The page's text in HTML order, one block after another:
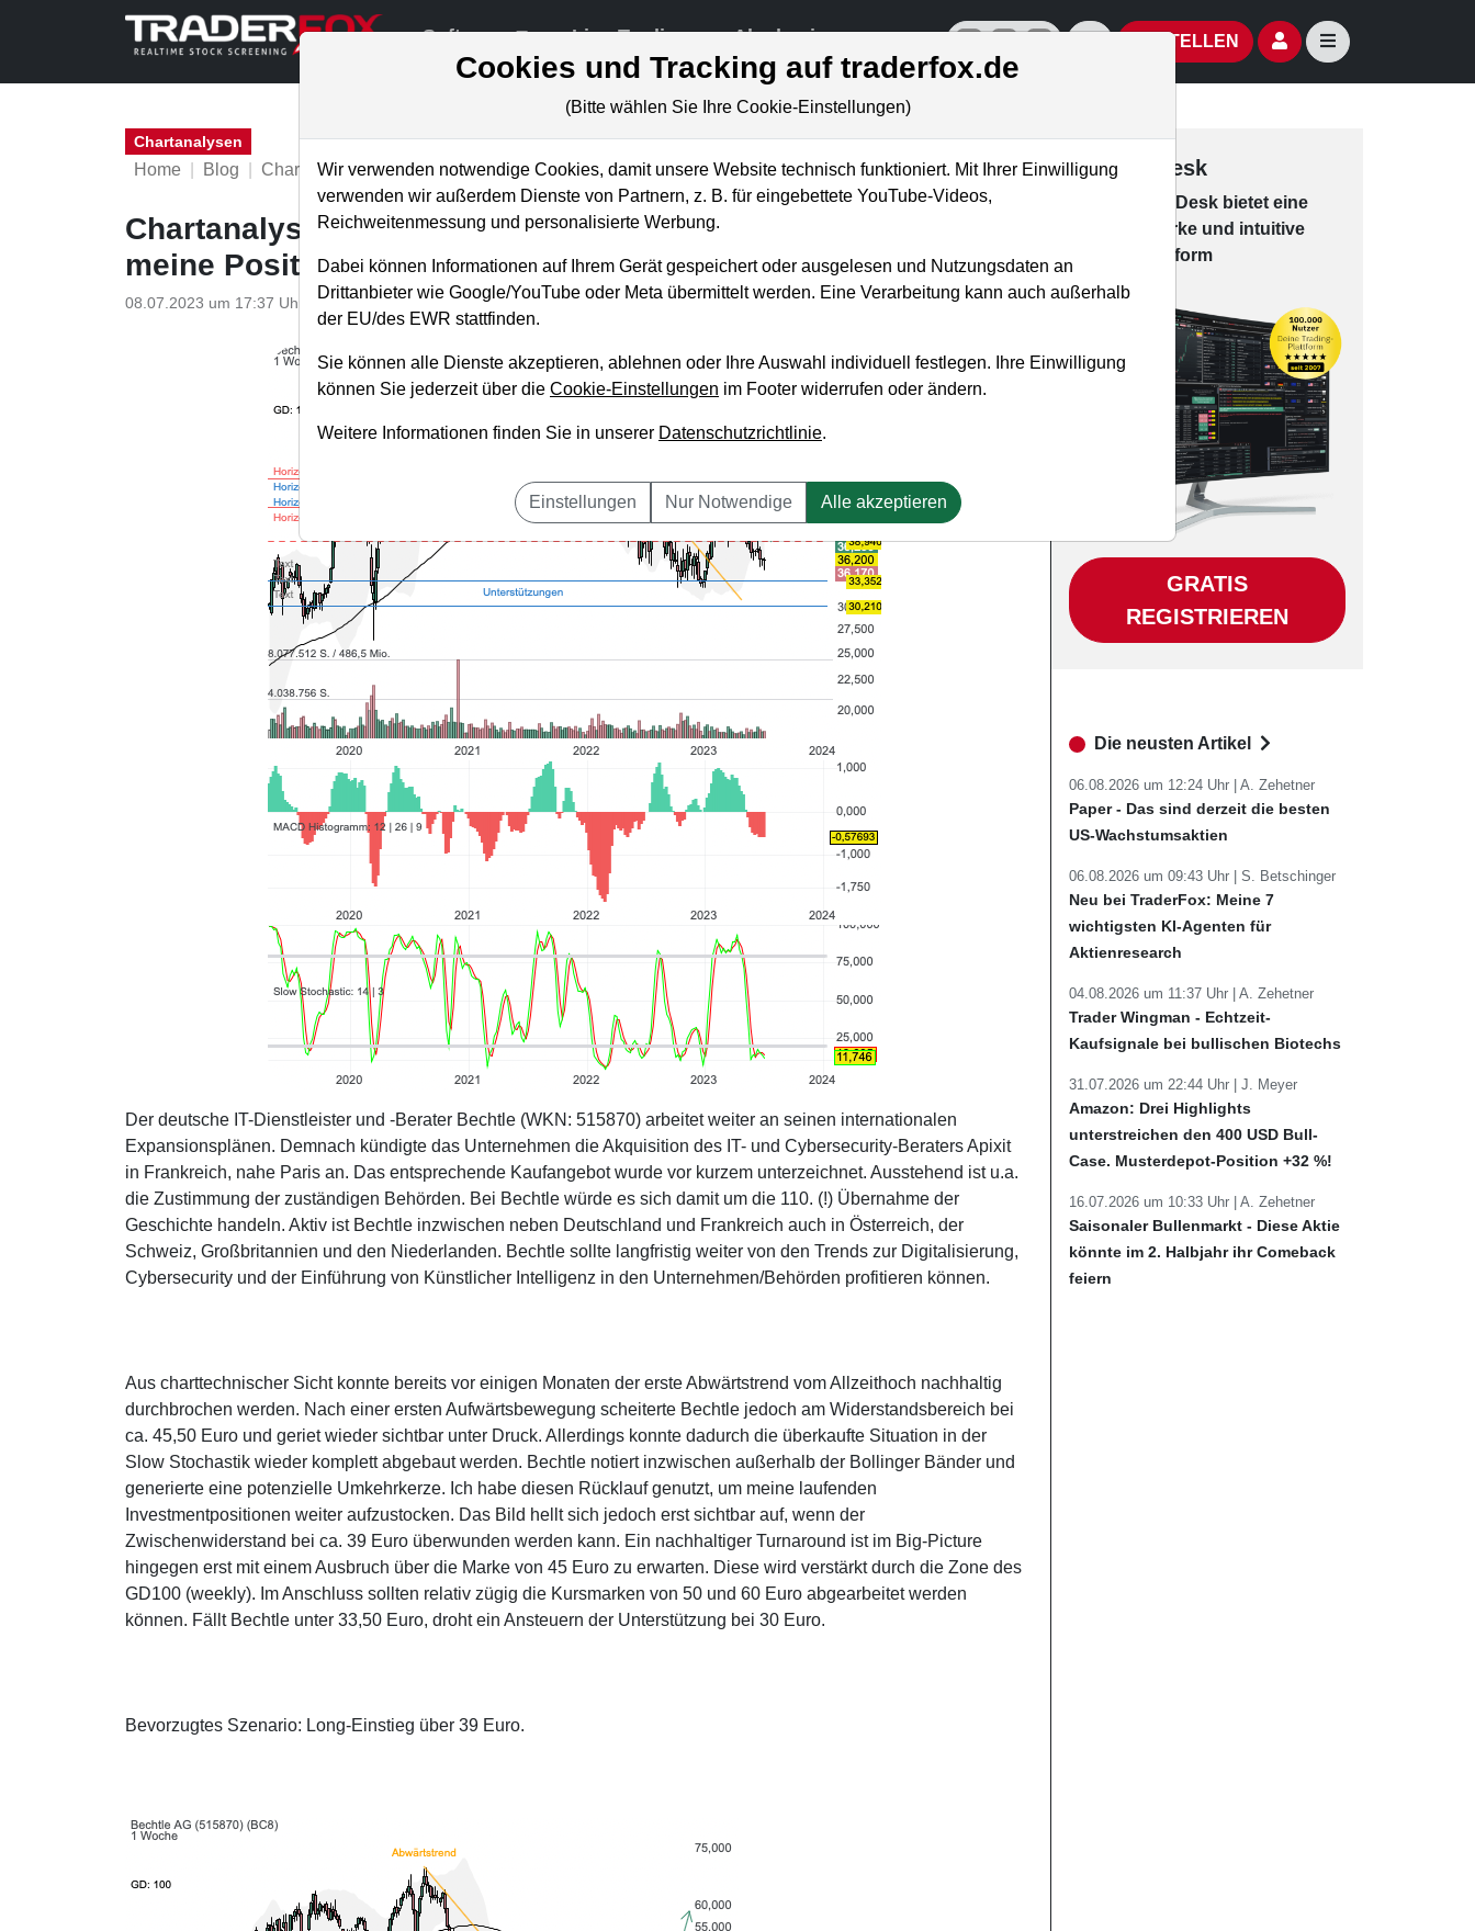
Software Live-Trading Akademie offizielle Social Media-AccountsAktien- und Artikelsuche öffnen
BESTELLEN Seitennavigation
Chartanalysen
Home Blog Chartanalysen
Chartanalyse Bechtle: Ich nutze dieses Niveau und stocke
meine Positionen weiter auf!
08.07.2023 um 17:37 Uhr P. Uhlschmied
Der deutsche IT-Dienstleister und -Berater Bechtle (WKN: 515870) arbeitet weiter an seinen internationalen
Expansionsplänen. Demnach kündigte das Unternehmen die Akquisition des IT- und Cybersecurity-Beraters Apixit
in Frankreich, nahe Paris an. Das entsprechende Kaufangebot wurde vor kurzem unterzeichnet. Ausstehend ist u.a.
die Zustimmung der zuständigen Behörden. Bei Bechtle würde es sich damit um die 110. (!) Übernahme der
Geschichte handeln. Aktiv ist Bechtle inzwischen neben Deutschland und Frankreich auch in Österreich, der
Schweiz, Großbritannien und den Niederlanden. Bechtle sollte langfristig weiter von den Trends zur Digitalisierung,
Cybersecurity und der Einführung von Künstlicher Intelligenz in den Unternehmen/Behörden profitieren können.
Aus charttechnischer Sicht konnte bereits vor einigen Monaten der erste Abwärtstrend vom Allzeithoch nachhaltig
durchbrochen werden. Nach einer ersten Aufwärtsbewegung scheiterte Bechtle jedoch am Widerstandsbereich bei
ca. 45,50 Euro und geriet wieder sichtbar unter Druck. Allerdings konnte dadurch die überkaufte Situation in der
Slow Stochastik wieder komplett abgebaut werden. Bechtle notiert inzwischen außerhalb der Bollinger Bänder und
generierte eine potenzielle Umkehrkerze. Ich habe diesen Rücklauf genutzt, um meine laufenden
Investmentpositionen weiter aufzustocken. Das Bild hellt sich jedoch erst sichtbar auf, wenn der
Zwischenwiderstand bei ca. 39 Euro überwunden werden kann. Ein nachhaltiger Turnaround ist im Big-Picture
hingegen erst mit einem Ausbruch über die Marke von 45 Euro zu erwarten. Diese wird verstärkt durch die Zone des
GD100 (weekly). Im Anschluss sollten relativ zügig die Kursmarken von 50 und 60 Euro abgearbeitet werden
können. Fällt Bechtle unter 33,50 Euro, droht ein Ansteuern der Unterstützung bei 30 Euro.
Bevorzugtes Szenario: Long-Einstieg über 39 Euro.
Trading-Desk
Desk bie­tet eine
leis­tungs­star­ke und in­tui­tive
Han­dels­platt­form
GRATIS
REGISTRIEREN
Die neusten Artikel
06.08.2026 um 12:24 Uhr | A. Zehetner
Paper - Das sind derzeit die besten
US-Wachstumsaktien
06.08.2026 um 09:43 Uhr | S. Betschinger
Neu bei TraderFox: Meine 7
wichtigsten KI-Agenten für
Aktienresearch
04.08.2026 um 11:37 Uhr | A. Zehetner
Trader Wingman - Echtzeit-
Kaufsignale bei bullischen Biotechs
31.07.2026 um 22:44 Uhr | J. Meyer
Amazon: Drei Highlights
unterstreichen den 400 USD Bull-
Case. Musterdepot-Position +32 %!
16.07.2026 um 10:33 Uhr | A. Zehetner
Saisonaler Bullenmarkt - Diese Aktie
könnte im 2. Halbjahr ihr Comeback
feiern
Cookies und Tracking auf traderfox.de
(Bitte wählen Sie Ihre Cookie-Einstellungen)
Wir verwenden notwendige Cookies, damit unsere Website technisch funktioniert. Mit Ihrer Einwilligung
verwenden wir außerdem Dienste von Partnern, z. B. für eingebettete YouTube-Videos,
Reichweitenmessung und personalisierte Werbung.
Dabei können Informationen auf Ihrem Gerät gespeichert oder ausgelesen und Nutzungsdaten an
Drittanbieter wie Google/YouTube oder Meta übermittelt werden. Eine Verarbeitung kann auch außerhalb
der EU/des EWR stattfinden.
Sie können alle Dienste akzeptieren, ablehnen oder Ihre Auswahl individuell festlegen. Ihre Einwilligung
können Sie jederzeit über die Cookie-Einstellungen im Footer widerrufen oder ändern.
Weitere Informationen finden Sie in unserer Datenschutzrichtlinie.
Einstellungen Nur Notwendige Alle akzeptieren